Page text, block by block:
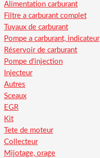
Alimentation carburant
Filtre a carburant complet
Tuyaux de carburant
Pompe a carburant, indicateur
Réservoir de carburant
Pompe d'injection
Injecteur
Autres
Sceaux
EGR
Kit
Tete de moteur
Collecteur
Mijotage, orage